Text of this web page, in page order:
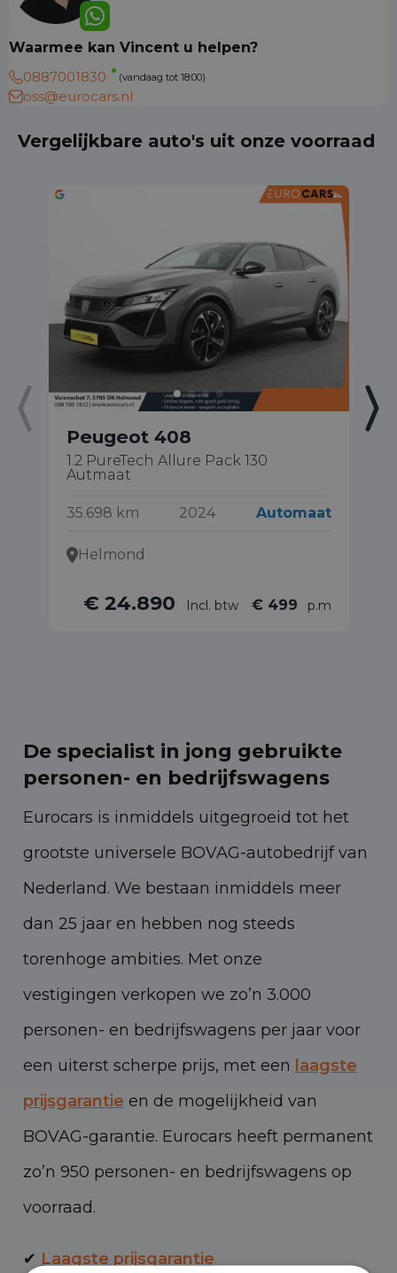
Waarmee kan Vincent u helpen?
0887001830
(vandaag tot 18:00)
oss@eurocars.nl
Vergelijkbare auto's uit onze voorraad
Peugeot 408
1.2 PureTech Allure Pack 130
Autmaat
35.698 km 2024 Automaat
Helmond
€ 24.890 Incl. btw € 499 p.m
De specialist in jong gebruikte
personen- en bedrijfswagens
Eurocars is inmiddels uitgegroeid tot het
grootste universele BOVAG-autobedrijf van
Nederland. We bestaan inmiddels meer
dan 25 jaar en hebben nog steeds
torenhoge ambities. Met onze
vestigingen verkopen we zo’n 3.000
personen- en bedrijfswagens per jaar voor
een uiterst scherpe prijs, met een laagste
prijsgarantie en de mogelijkheid van
BOVAG-garantie. Eurocars heeft permanent
zo’n 950 personen- en bedrijfswagens op
voorraad.
✔ Laagste prijsgarantie